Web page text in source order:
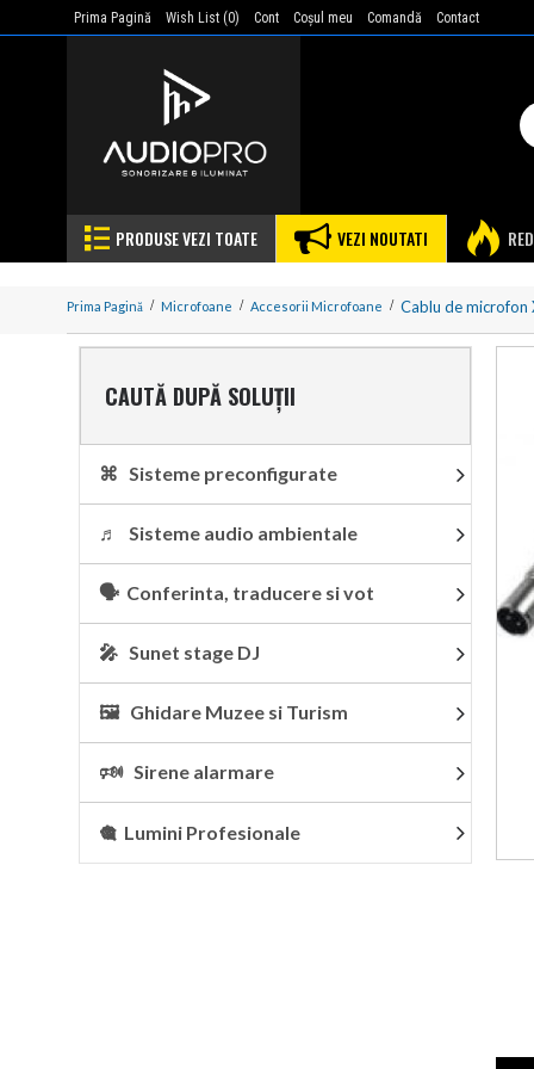
Prima Pagină Wish List (0) Cont Coşul meu Comandă Contact
PRODUSE VEZI TOATE VEZI NOUTATI
Prima Pagină Microfoane Accesorii Microfoane Cablu de microfon
CAUTĂ DUPĂ SOLUȚII
⌘ Sisteme preconfigurate
♬ Sisteme audio ambientale
🗣 Conferinta, traducere si vot
🎤 Sunet stage DJ
🖼 Ghidare Muzee si Turism
🕬 Sirene alarmare
🎕 Lumini Profesionale